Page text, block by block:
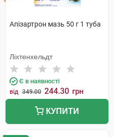
Апізартрон мазь 50 г 1 туба
Ліхтенхельдт
Є в наявності
від 349.00 244.30 грн
КУПИТИ